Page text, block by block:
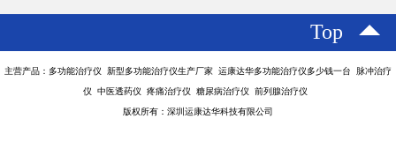
Top
主营产品：多功能治疗仪 新型多功能治疗仪生产厂家 运康达华多功能治疗仪多少钱一台 脉冲治疗
仪 中医透药仪 疼痛治疗仪 糖尿病治疗仪 前列腺治疗仪
版权所有：深圳运康达华科技有限公司